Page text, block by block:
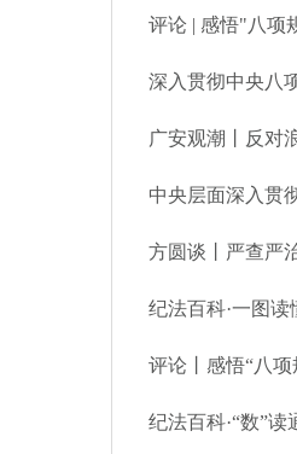
评论 | 感悟"八项
深入贯彻中央八
广安观潮丨反对
方圆谈丨严查严
纪法百科·一图
评论丨感悟“八
纪法百科·“数”读